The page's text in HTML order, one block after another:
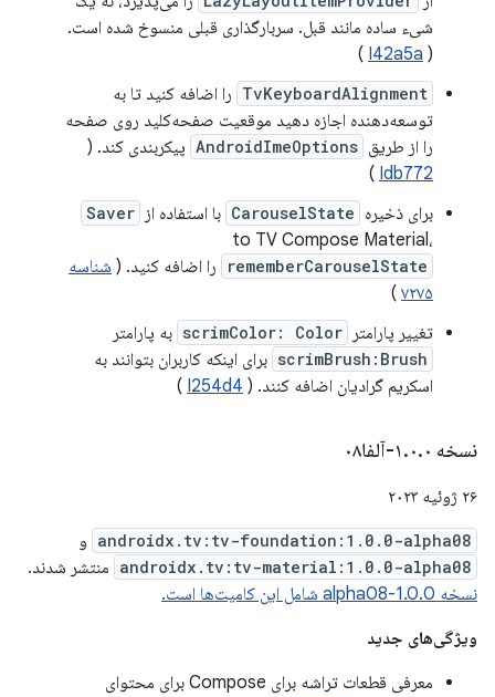
شیء ساده مانند قبل. سربارگذاری قبلی منسوخ شده است.
(
I42a5a
)
TvKeyboardAlignment را اضافه کنید تا به
توسعه‌دهنده اجازه دهید موقعیت صفحه‌کلید روی صفحه
را از طریق AndroidImeOptions پیکربندی کند. (
Idb772
)
برای ذخیره CarouselState با استفاده از Saver
to TV Compose Material،
rememberCarouselState را اضافه کنید. ( شناسه
۷۲۷۵ )
تغییر پارامتر
scrimColor: Color به پارامتر
scrimBrush:Brush برای اینکه کاربران بتوانند به
اسکریم گرادیان اضافه کنند. ( I254d4
)
نسخه ۱ .۰.۰-آلفا۰۸
۲۶ ژوئیه ۲۰۲۳
androidx.tv:tv-foundation:1.0.0-alpha08 و
androidx.tv:tv-material:1.0.0-alpha08 منتشر شدند.
نسخه 1.0.0-alpha08 شامل این کامیت‌ها است.
ویژگی‌های جدید
معرفی قطعات تراشه برای Compose برای محتوای